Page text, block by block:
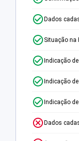
Dados
Situação na
Indicação
Indicação
Indicação
Dados